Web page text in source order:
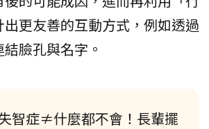
更友善的互動方式，例如透過
臉孔與名字。
智症≠什麼都不會！長輩擺